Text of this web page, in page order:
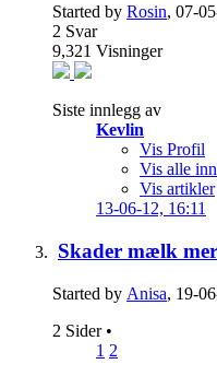
Started by Rosin, 07-
2 Svar
9,321 Visninger
Siste innlegg av
Kevlin
Vis Profil
Vis alle
Vis artikler
13-06-12, 16:11
Skader mælk
Started by Anisa, 19-
2 Sider •
1 2